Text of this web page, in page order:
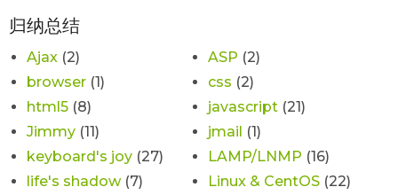
归纳总结
Ajax (2) ASP (2)
browser (1) css (2)
html5 (8) javascript (21)
Jimmy (11) jmail (1)
keyboard's joy (27) LAMP/LNMP (16)
life's shadow(7) Linux & CentOS (22)